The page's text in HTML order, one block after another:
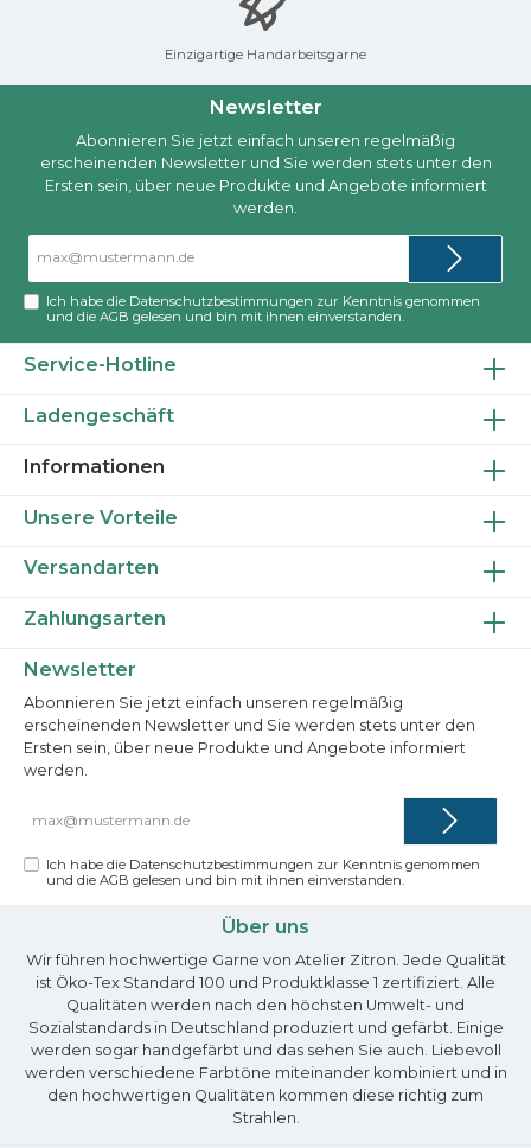
Einzigartige Handarbeitsgarne
Newsletter
Abonnieren Sie jetzt einfach unseren regelmäßig
erscheinenden Newsletter und Sie werden stets unter den
Ersten sein, über neue Produkte und Angebote informiert
werden.
Adresse*
Ich habe die Datenschutzbestimmungen zur Kenntnis genommen
und dieAGB gelesen und bin mit ihnen einverstanden.
Service-Hotline
Ladengeschäft
Informationen
Versandarten
Newsletter
Abonnieren Sie jetzt einfach unseren regelmäßig
erscheinenden Newsletter und Sie werden stets unter den
Ersten sein, über neue Produkte und Angebote informiert
werden.
Mail-
Ich habe die Datenschutzbestimmungen zur Kenntnis genommen
und dieAGB gelesen und bin mit ihnen einverstanden.
Unsere Vorteile
Zahlungsarten
Über uns
Wir führen hochwertige Garne von Atelier Zitron. Jede Qualität
ist Öko-Tex Standard 100 und Produktklasse 1 zertifiziert. Alle
Qualitäten werden nach den höchsten Umwelt- und
Sozialstandards in Deutschland produziert und gefärbt. Einige
werden sogar handgefärbt und das sehen Sie auch. Liebevoll
werden verschiedene Farbtöne miteinander kombiniert und in
den hochwertigen Qualitäten kommen diese richtig zum
Strahlen.